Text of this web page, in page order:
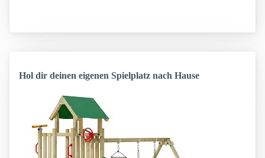
Hol dir deinen eigenen Spielplatz nach Hause